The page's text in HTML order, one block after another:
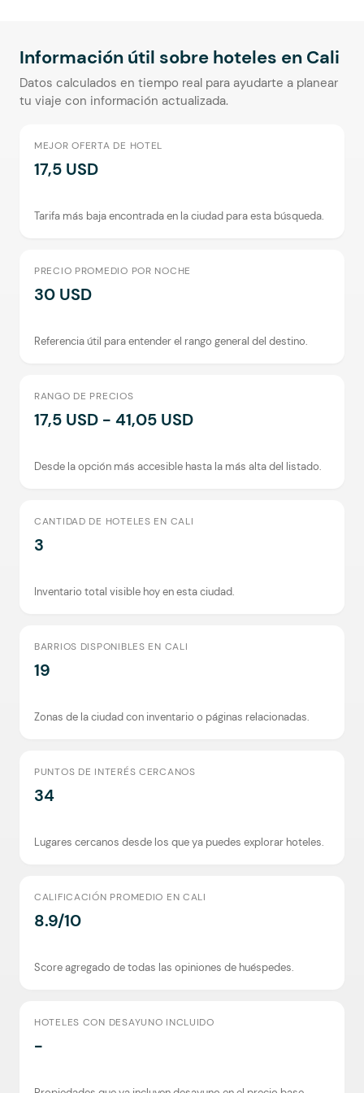
Información útil sobre hoteles en Cali
Datos calculados en tiempo real para ayudarte a planear
tu viaje con información actualizada.
MEJOR OFERTA DE HOTEL
17,5 USD
Tarifa más baja encontrada en la ciudad para esta búsqueda.
PRECIO PROMEDIO POR NOCHE
30 USD
Referencia útil para entender el rango general del destino.
RANGO DE PRECIOS
17,5 USD - 41,05 USD
Desde la opción más accesible hasta la más alta del listado.
CANTIDAD DE HOTELES EN CALI
3
Inventario total visible hoy en esta ciudad.
BARRIOS DISPONIBLES EN CALI
19
Zonas de la ciudad con inventario o páginas relacionadas.
PUNTOS DE INTERÉS CERCANOS
34
Lugares cercanos desde los que ya puedes explorar hoteles.
CALIFICACIÓN PROMEDIO EN CALI
8.9/10
Score agregado de todas las opiniones de huéspedes.
HOTELES CON DESAYUNO INCLUIDO
-